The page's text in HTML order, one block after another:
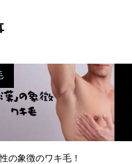
の象徴のワキ毛！